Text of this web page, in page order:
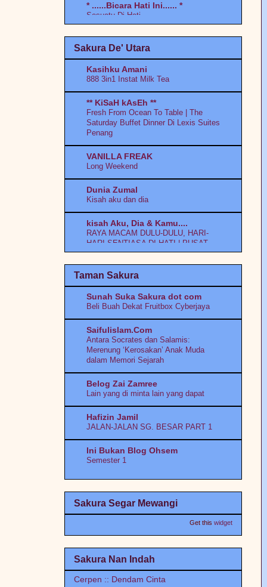
* ......Bicara Hati Ini...... *
Sesuatu Di Hati
"Kisah Hati Sue Pelik"
Pengalaman Placenta Previa Type 3
posterior dengan both ovarian cyst (uri
bawah)
MoNolog Diri iNi..
Roller coaster
Qesah Qawen
Telatah kakak she
Aku Pencinta Hlovate
Sakura De' Utara
Kasihku Amani
888 3in1 Instat Milk Tea
** KiSaH kAsEh **
Fresh From Ocean To Table | The
Saturday Buffet Dinner Di Lexis Suites
Penang
VANILLA FREAK
Long Weekend
Dunia Zumal
Kisah aku dan dia
kisah Aku, Dia & Kamu....
RAYA MACAM DULU-DULU, HARI-
HARI SENTIASA DI HATI | PUSAT
PAKAIAN HARI-HARI
Coretan Murni Alysa
Kenapa Murni Bertukar Dari Domain
.com ke Blogspot?
emi izzeyda diary's
Perasmian Jambatan Pulau Andaman
Hikayat Budak Pening
Segmen | Apa ChatGPT kata tentang
blog saya
Siti Nurzafirah
MEAL REPLACEMENT, KITSUI 39
SUPERFOOD
SITI.YANG.MENAIP
Salam Dari Tanah Suci
dan Dapatkan Great Deals yang
berbaloi
PERADUAN CMASA.MY SHARE &
MENANG GOLD BAR!
Krik Krik Krik
Climbing back on Track when the train
Taman Sakura
Sunah Suka Sakura dot com
Beli Buah Dekat Fruitbox Cyberjaya
Saifulislam.Com
Antara Socrates dan Salamis:
Merenung ‘Kerosakan’ Anak Muda
dalam Memori Sejarah
Belog Zai Zamree
Lain yang di minta lain yang dapat
Hafizin Jamil
JALAN-JALAN SG. BESAR PART 1
Ini Bukan Blog Ohsem
Semester 1
PENGALAMAN BERCUTI DI SETIU,
TERENGGANU
Selamat Menyambut Ramadhan Buat
Semua
DoktorBudak.com
How Should We Respond to Autism?
Sakura Segar Mewangi
Get this widget
Sakura Nan Indah
Cerpen :: Dendam Cinta